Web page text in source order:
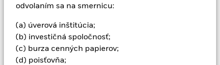
odvolaním sa na smernicu:
(a) úverová inštitúcia;
(b) investičná spoločnosť;
(c) burza cenných papierov;
(d) poisťovňa;
príjmov z nich môže klesať aj stúpať a nie je zaručená.
krajinách, menách alebo spoločnostiach. To znamená, že fond
je citlivejší na všetky lokalizované ekonomické, trhové,
politické, s udržateľnosťou súvisiace alebo regulačné udalosti.